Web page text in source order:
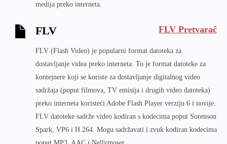
medija preko interneta.
FLV FLV Pretvarač
FLV (Flash Video) je popularni format datoteka za
dostavljanje videa preko interneta. To je format datoteke za
kontejnere koji se koriste za dostavljanje digitalnog video
sadržaja (poput filmova, TV emisija i drugih video datoteka)
preko interneta koristeći Adobe Flash Player verziju 6 i novije.
FLV datoteke sadrže video kodiran s kodecima poput Sorenson
Spark, VP6 i H.264. Mogu sadržavati i zvuk kodiran kodecima